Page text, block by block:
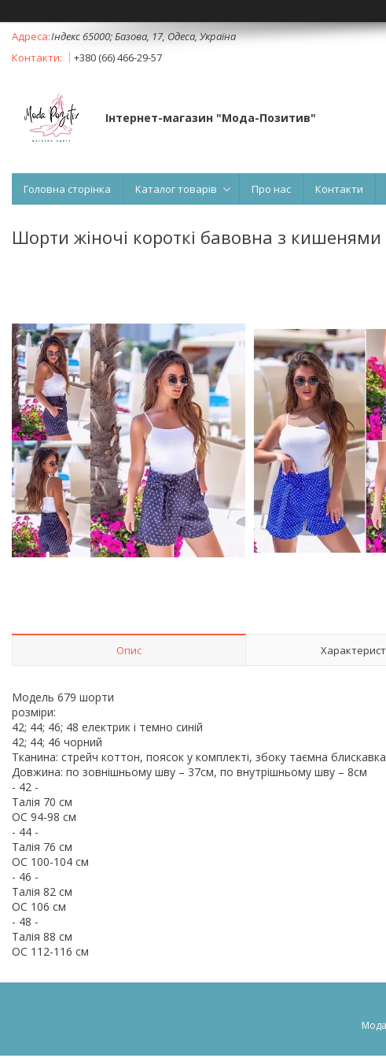
Індекс 65000; Базова, 17, Одеса, Україна
+380 (66) 466-29-57
Інтернет-магазин "Мода-Позитив"
Головна сторінка Каталог товарів Про нас Контакти
Шорти жіночі короткі бавовна з кишенями
Опис
Модель 679 шорти
розміри:
42; 44; 46; 48 електрик і темно синій
42; 44; 46 чорний
Тканина: стрейч коттон, поясок у комплекті, збоку таємна
Довжина: по зовнішньому шву – 37см, по внутрішньому шву – 8см
- 42 -
Талія 70 см
ОС 94-98 см
- 44 -
Талія 76 см
ОС 100-104 см
- 46 -
Талія 82 см
ОС 106 см
- 48 -
Талія 88 см
ОС 112-116 см